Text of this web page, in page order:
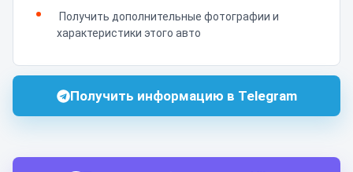
Получить дополнительные фотографии и
характеристики этого авто
Получить информацию в Telegram